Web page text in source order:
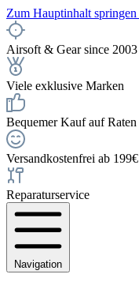
Zum Hauptinhalt springen
Airsoft & Gear since 2003
Viele exklusive Marken
Bequemer Kauf auf Raten
Versandkostenfrei ab 199€
Reparaturservice
Navigation